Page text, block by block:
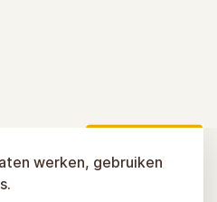
werken, gebruiken